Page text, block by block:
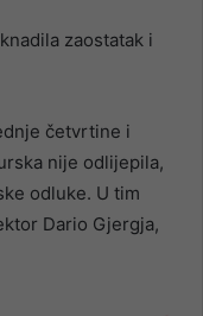
zaostatak i
četvrtine i
nije odlijepila,
odluke. U tim
Dario Gjergja,